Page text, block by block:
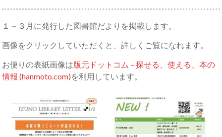
１～３月に発行した図書館だよりを掲載します。
画像をクリックしていただくと、詳しくご覧になれます。
お便りの表紙画像は版元ドットコム – 探せる、使える、本の
情報 (hanmoto.com)を利用しています。